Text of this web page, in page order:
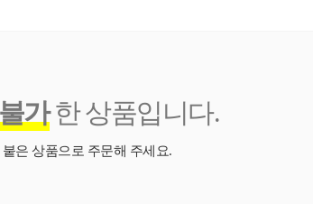
가한 상품입니다.
은 상품으로 주문해 주세요.